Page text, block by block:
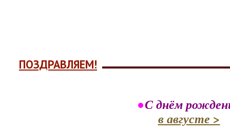
ПОЗДРАВЛЯЕМ!
•С днём
в августе >